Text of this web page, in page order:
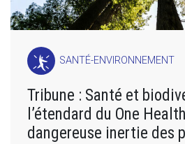
SANTÉ-ENVIRONNEMENT
Tribune : Santé et
l’étendard du One
dangereuse inertie des